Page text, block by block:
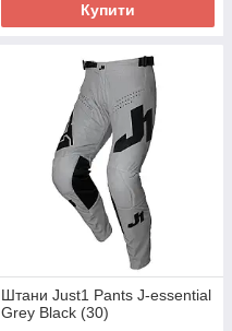
Купити
Штани Just1 Pants J-essential
Grey Black (30)